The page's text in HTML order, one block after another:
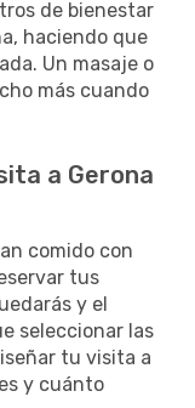
de bienestar
haciendo que
Un masaje o
más cuando
a Gerona
comido con
tus
y el
seleccionar las
tu visita a
y cuánto